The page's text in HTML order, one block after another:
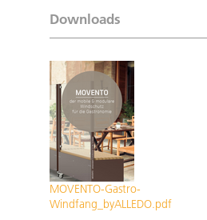
Downloads
MOVENTO-Gastro-
Windfang_byALLEDO.pdf